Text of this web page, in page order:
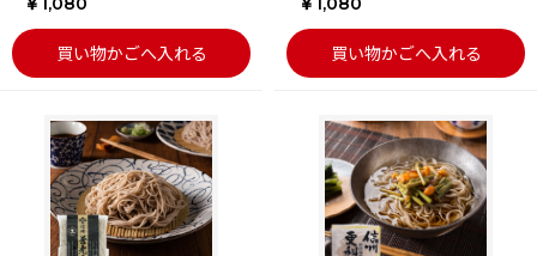
買い物かごへ入れる 買い物かごへ入れる